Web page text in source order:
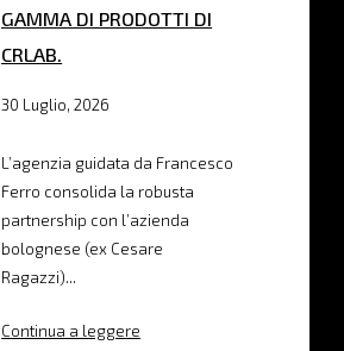
GAMMA DI PRODOTTI DI
CRLAB.
30 Luglio, 2026
L’agenzia guidata da Francesco
Ferro consolida la robusta
partnership con l’azienda
bolognese (ex Cesare
Ragazzi)...
Continua a leggere